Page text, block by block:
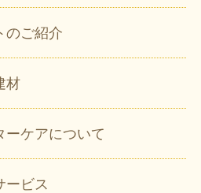
のご紹介
材
ーケアについて
ービス